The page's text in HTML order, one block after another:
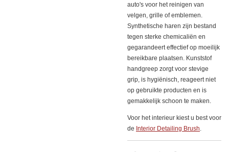
auto's voor het reinigen van
velgen, grille of emblemen.
Synthetische haren zijn bestand
tegen sterke chemicaliën en
gegarandeert effectief op moeilijk
bereikbare plaatsen. Kunststof
handgreep zorgt voor stevige
grip, is hygiënisch, reageert niet
op gebruikte producten en is
gemakkelijk schoon te maken.
Voor het interieur kiest u best voor
de Interior Detailing Brush